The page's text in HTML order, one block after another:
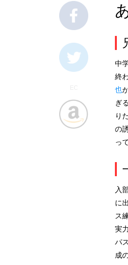
中
終
也
ぎ
り
の
っ
入
に
ス
実
パ
成